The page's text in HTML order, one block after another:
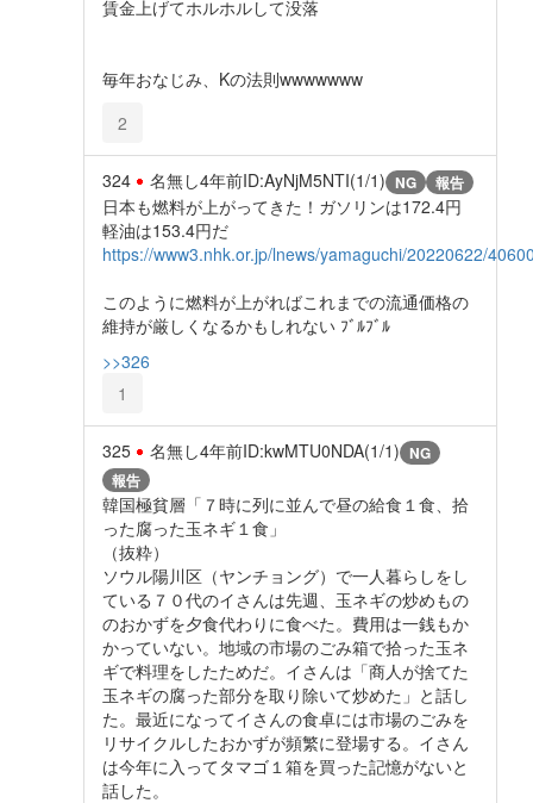
賃金上げてホルホルして没落
毎年おなじみ、Kの法則wwwwwww
2
324 名無し4年前ID:AyNjM5NTI(1/1) NG 報告
日本も燃料が上がってきた！ガソリンは172.4円
軽油は153.4円だ
https://www3.nhk.or.jp/lnews/yamaguchi/20220622/
このように燃料が上がればこれまでの流通価格の
維持が厳しくなるかもしれない ﾌﾞﾙﾌﾞﾙ
>>326
1
325 名無し4年前ID:kwMTU0NDA(1/1) NG
報告
韓国極貧層「７時に列に並んで昼の給食１食、拾
った腐った玉ネギ１食」
（抜粋）
ソウル陽川区（ヤンチョング）で一人暮らしをし
ている７０代のイさんは先週、玉ネギの炒めもの
のおかずを夕食代わりに食べた。費用は一銭もか
かっていない。地域の市場のごみ箱で拾った玉ネ
ギで料理をしたためだ。イさんは「商人が捨てた
玉ネギの腐った部分を取り除いて炒めた」と話し
た。最近になってイさんの食卓には市場のごみを
リサイクルしたおかずが頻繁に登場する。イさん
は今年に入ってタマゴ１箱を買った記憶がないと
話した。